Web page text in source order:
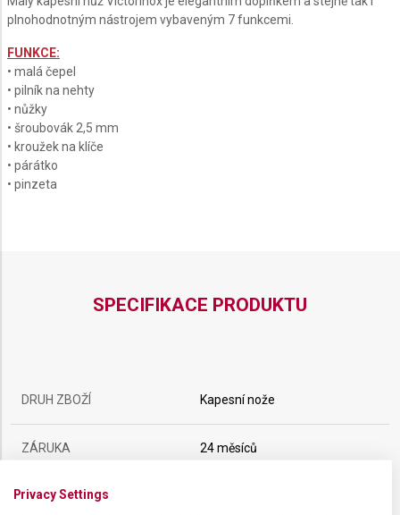
plnohodnotným nástrojem vybaveným 7 funkcemi.
FUNKCE:
• malá čepel
• pilník na nehty
• nůžky
• šroubovák 2,5 mm
• kroužek na klíče
• párátko
• pinzeta
SPECIFIKACE PRODUKTU
DRUH ZBOŽÍ Kapesní nože
ZÁRUKA 24 měsíců
HMOTNOST
Privacy Settings